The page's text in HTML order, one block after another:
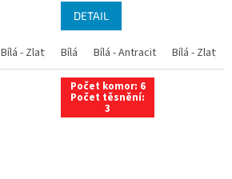
Bílá - Zlatý dub Bílá - Tmavý dub Bílá -
DETAIL
Bílá Bílá - Antracit Bílá - Zlatý
Počet komor: 6
Počet těsnění:
3